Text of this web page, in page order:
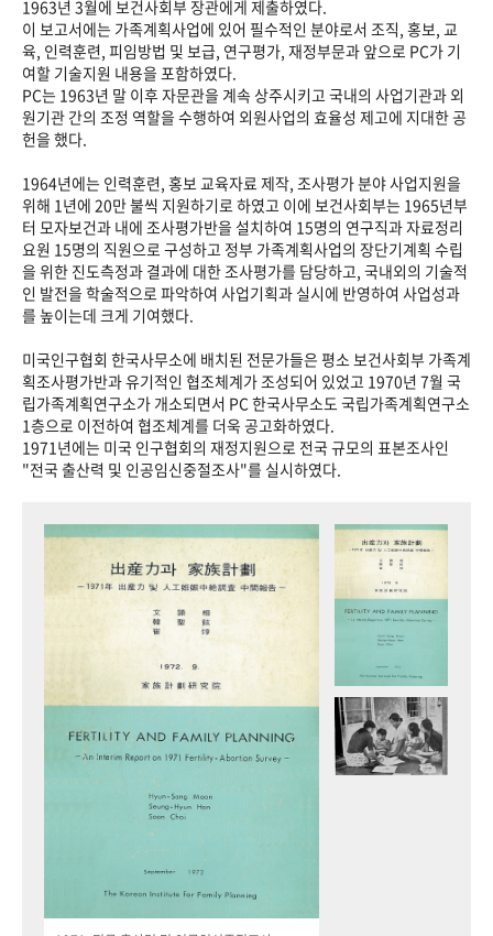
1963년 3월에 보건사회부 장관에게 제출하였다.
이 보고서에는 가족계획사업에 있어 필수적인 분야로서 조직, 홍보, 교
육, 인력훈련, 피임방법 및 보급, 연구평가, 재정부문과 앞으로 PC가 기
여할 기술지원 내용을 포함하였다.
PC는 1963년 말 이후 자문관을 계속 상주시키고 국내의 사업기관과 외
원기관 간의 조정 역할을 수행하여 외원사업의 효율성 제고에 지대한 공
헌을 했다.
1964년에는 인력훈련, 홍보 교육자료 제작, 조사평가 분야 사업지원을
위해 1년에 20만 불씩 지원하기로 하였고 이에 보건사회부는 1965년부
터 모자보건과 내에 조사평가반을 설치하여 15명의 연구직과 자료정리
요원 15명의 직원으로 구성하고 정부 가족계획사업의 장단기계획 수립
을 위한 진도측정과 결과에 대한 조사평가를 담당하고, 국내외의 기술적
인 발전을 학술적으로 파악하여 사업기획과 실시에 반영하여 사업성과
를 높이는데 크게 기여했다.
미국인구협회 한국사무소에 배치된 전문가들은 평소 보건사회부 가족계
획조사평가반과 유기적인 협조체계가 조성되어 있었고 1970년 7월 국
립가족계획연구소가 개소되면서 PC 한국사무소도 국립가족계획연구소
1층으로 이전하여 협조체계를 더욱 공고화하였다.
1971년에는 미국 인구협회의 재정지원으로 전국 규모의 표본조사인
"전국 출산력 및 인공임신중절조사"를 실시하였다.